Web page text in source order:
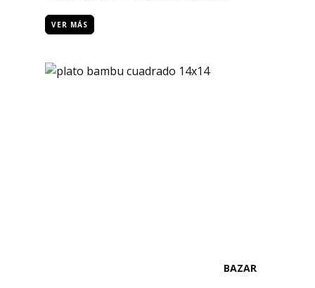
VER MÁS
BAZAR